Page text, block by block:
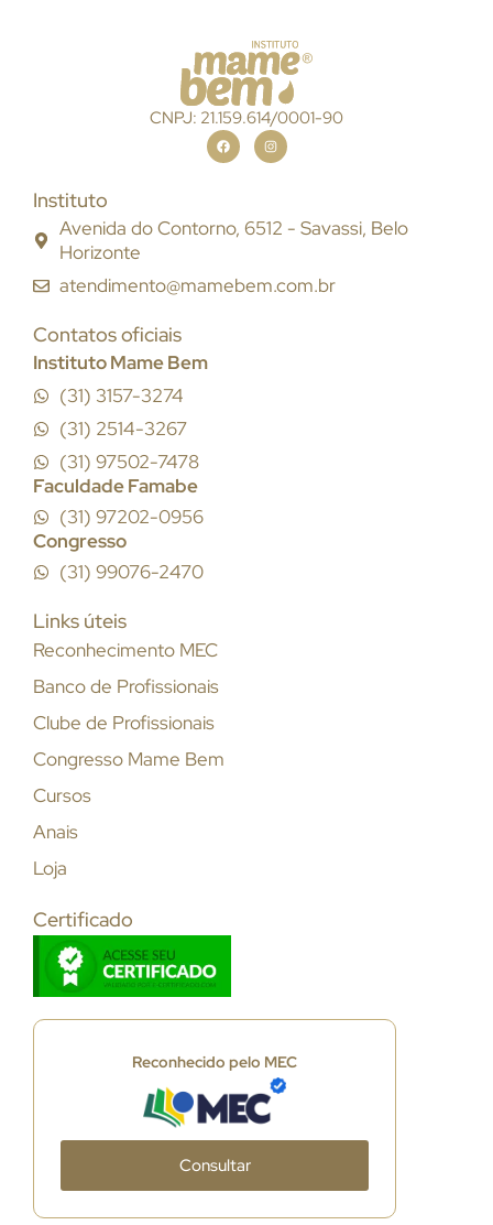
CNPJ: 21.159.614/0001-90
Instituto
Avenida do Contorno, 6512 - Savassi, Belo
Horizonte
atendimento@mamebem.com.br
Contatos oficiais
Instituto Mame Bem
(31) 3157-3274
(31) 2514-3267
(31) 97502-7478
Faculdade Famabe
(31) 97202-0956
Congresso
(31) 99076-2470
Links úteis
Reconhecimento MEC
Banco de Profissionais
Clube de Profissionais
Congresso Mame Bem
Cursos
Anais
Loja
Certificado
Reconhecido pelo MEC
Consultar